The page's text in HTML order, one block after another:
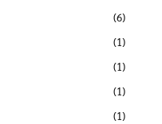
(6)
(1)
(1)
(1)
(1)